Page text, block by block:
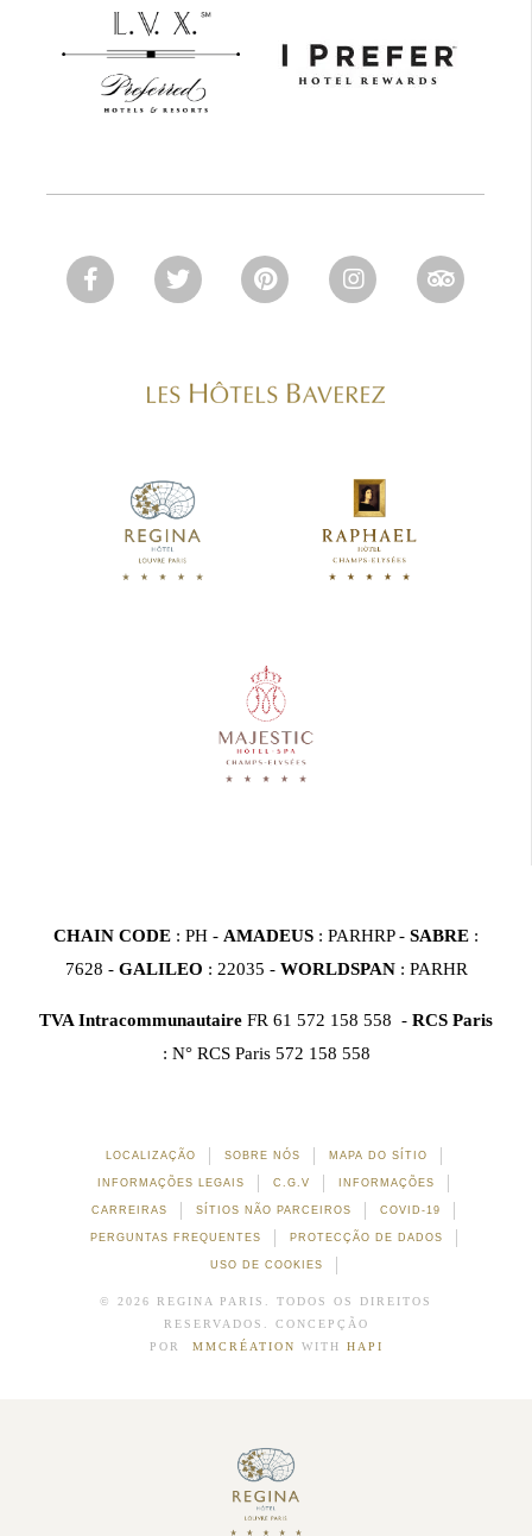
CHAIN CODE : PH - AMADEUS : PARHRP - SABRE :
7628 - GALILEO : 22035 - WORLDSPAN : PARHR
TVA Intracommunautaire FR 61 572 158 558 - RCS Paris
: N° RCS Paris 572 158 558
LOCALIZAÇÃO SOBRE NÓS MAPA DO SÍTIO
INFORMAÇÕES LEGAIS C.G.V INFORMAÇÕES
CARREIRAS SÍTIOS NÃO PARCEIROS COVID-19
PERGUNTAS FREQUENTES PROTECÇÃO DE DADOS
USO DE COOKIES
© 2026 REGINA PARIS. TODOS OS DIREITOS
RESERVADOS. CONCEPÇÃO
POR MMCRÉATION WITH HAPI